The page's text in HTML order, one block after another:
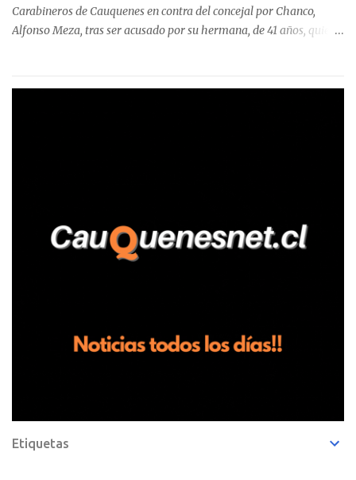
Carabineros de Cauquenes en contra del concejal por Chanco,
Alfonso Meza, tras ser acusado por su hermana, de 41 años, quien
relató que los hechos ocurrieron cerca de las 11:30 horas en el
trabajadores, el edil descendió del vehículo y, en medio de la
confrontación, la habría tomado de los hombros, empujado al
suelo y agredido con golpes de pies y manos, mientr...
Etiquetas